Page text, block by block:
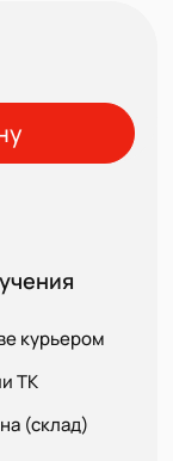
курьером
ТК
(склад)